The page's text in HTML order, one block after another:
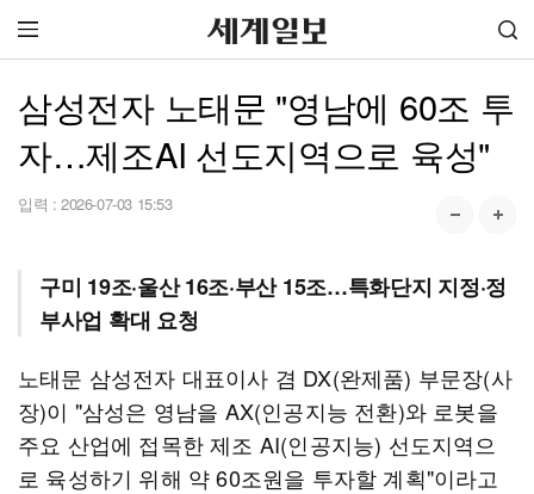
삼성전자 노태문 "영남에 60조 투
자…제조AI 선도지역으로 육성"
입력 : 2026-07-03 15:53
구미 19조·울산 16조·부산 15조…특화단지 지정·정
부사업 확대 요청
노태문 삼성전자 대표이사 겸 DX(완제품) 부문장(사
장)이 "삼성은 영남을 AX(인공지능 전환)와 로봇을
주요 산업에 접목한 제조 AI(인공지능) 선도지역으
로 육성하기 위해 약 60조원을 투자할 계획"이라고